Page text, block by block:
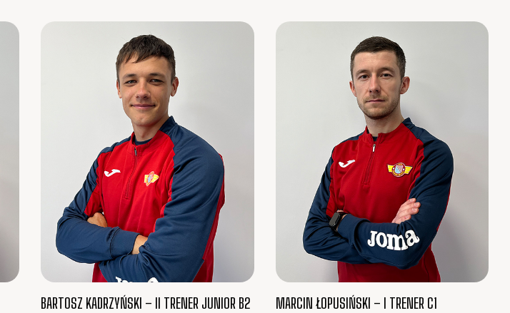
BARTOSZ KADRZYŃSKI – II TRENER JUNIOR B2 MARCIN ŁOPUSIŃSKI – I TRENER C1